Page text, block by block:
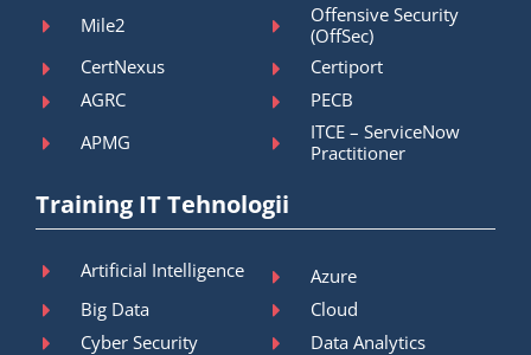
Mile2
Offensive Security
(OffSec)
CertNexus
Certiport
AGRC
PECB
APMG
ITCE – ServiceNow
Practitioner
Training IT Tehnologii
Artificial Intelligence
Azure
Big Data
Cloud
Cyber Security
Data Analytics